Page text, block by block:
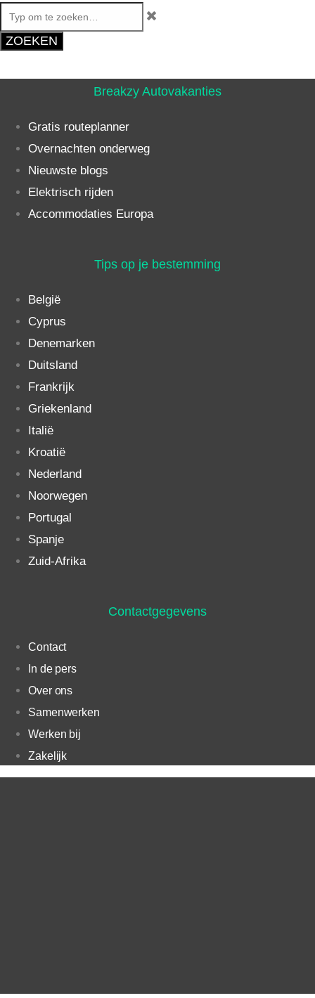
ZOEKEN
Breakzy Autovakanties
Gratis routeplanner
Overnachten onderweg
Nieuwste blogs
Elektrisch rijden
Accommodaties Europa
Tips op je bestemming
België
Cyprus
Denemarken
Duitsland
Frankrijk
Griekenland
Italië
Kroatië
Nederland
Noorwegen
Portugal
Spanje
Zuid-Afrika
Contactgegevens
Contact
In de pers
Over ons
Samenwerken
Werken bij
Zakelijk